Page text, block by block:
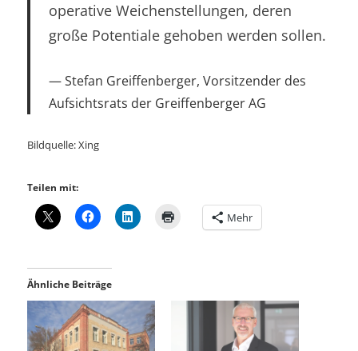
operative Weichenstellungen, deren
große Potentiale gehoben werden sollen.
Stefan Greiffenberger, Vorsitzender des
Aufsichtsrats der Greiffenberger AG
Bildquelle: Xing
Teilen mit:
Mehr
Ähnliche Beiträge